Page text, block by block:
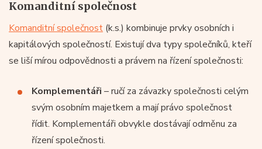
Komanditní společnost
Komanditní společnost (k.s.) kombinuje prvky osobních i
kapitálových společností. Existují dva typy společníků, kteří
se liší mírou odpovědnosti a právem na řízení společnosti:
Komplementáři – ručí za závazky společnosti celým
svým osobním majetkem a mají právo společnost
řídit. Komplementáři obvykle dostávají odměnu za
řízení společnosti.